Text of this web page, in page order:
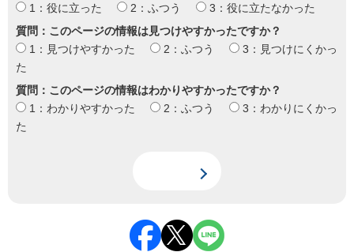
1：役に立った
2：ふつう
3：役に立たなかった
質問：このページの情報は見つけやすかったですか？
1：見つけやすかった
2：ふつう
3：見つけにくかっ
た
質問：このページの情報はわかりやすかったですか？
1：わかりやすかった
2：ふつう
3：わかりにくかっ
た